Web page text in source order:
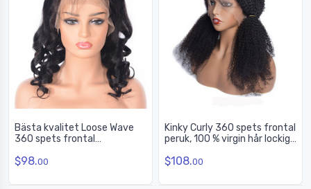
Bästa kvalitet Loose Wave
360 spets frontal
siden
$98.00
Kinky Curly 360 spets frontal
peruk, 100 % virgin hår lockigt
$108.00